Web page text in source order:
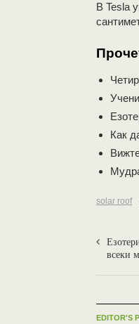
В Tesla
Как
solar roof
всеки
EDITOR'S